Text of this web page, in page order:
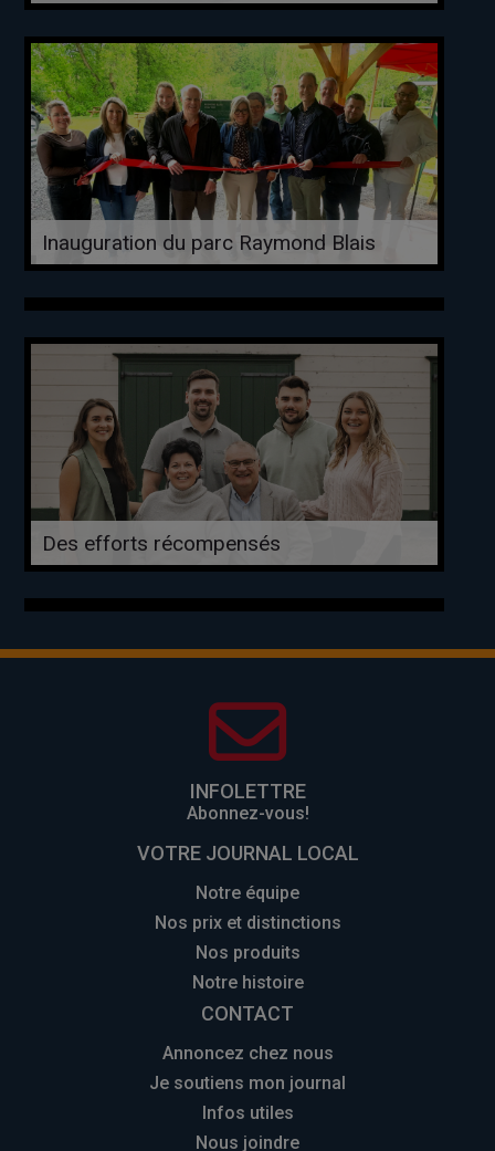
Inauguration du parc Raymond Blais
Des efforts récompensés
INFOLETTRE
Abonnez-vous!
VOTRE JOURNAL LOCAL
Notre équipe
Nos prix et distinctions
Nos produits
Notre histoire
CONTACT
Annoncez chez nous
Je soutiens mon journal
Infos utiles
Nous joindre